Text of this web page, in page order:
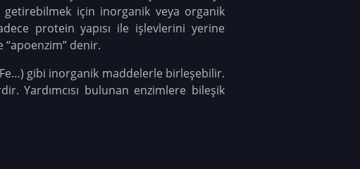
getirebilmek için inorganik veya organik
protein yapısı ile işlevlerini yerine
denir.
gibi inorganik maddelerle birleşebilir.
Yardımcısı bulunan enzimlere bileşik